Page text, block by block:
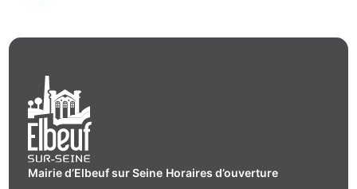
Mairie d’Elbeuf sur Seine Horaires d’ouverture